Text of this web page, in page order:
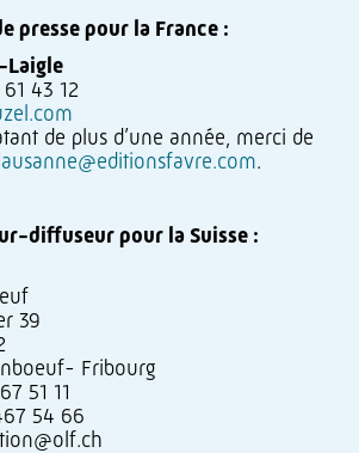
presse pour la France :
Laigle
43 12
de plus d’une année, merci de
lausanne@editionsfavre.com.
diffuseur pour la Suisse :
39
Fribourg
51 11
54 66